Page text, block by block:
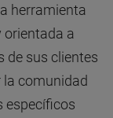
herramienta
orientada a
de sus clientes
la comunidad
específicos